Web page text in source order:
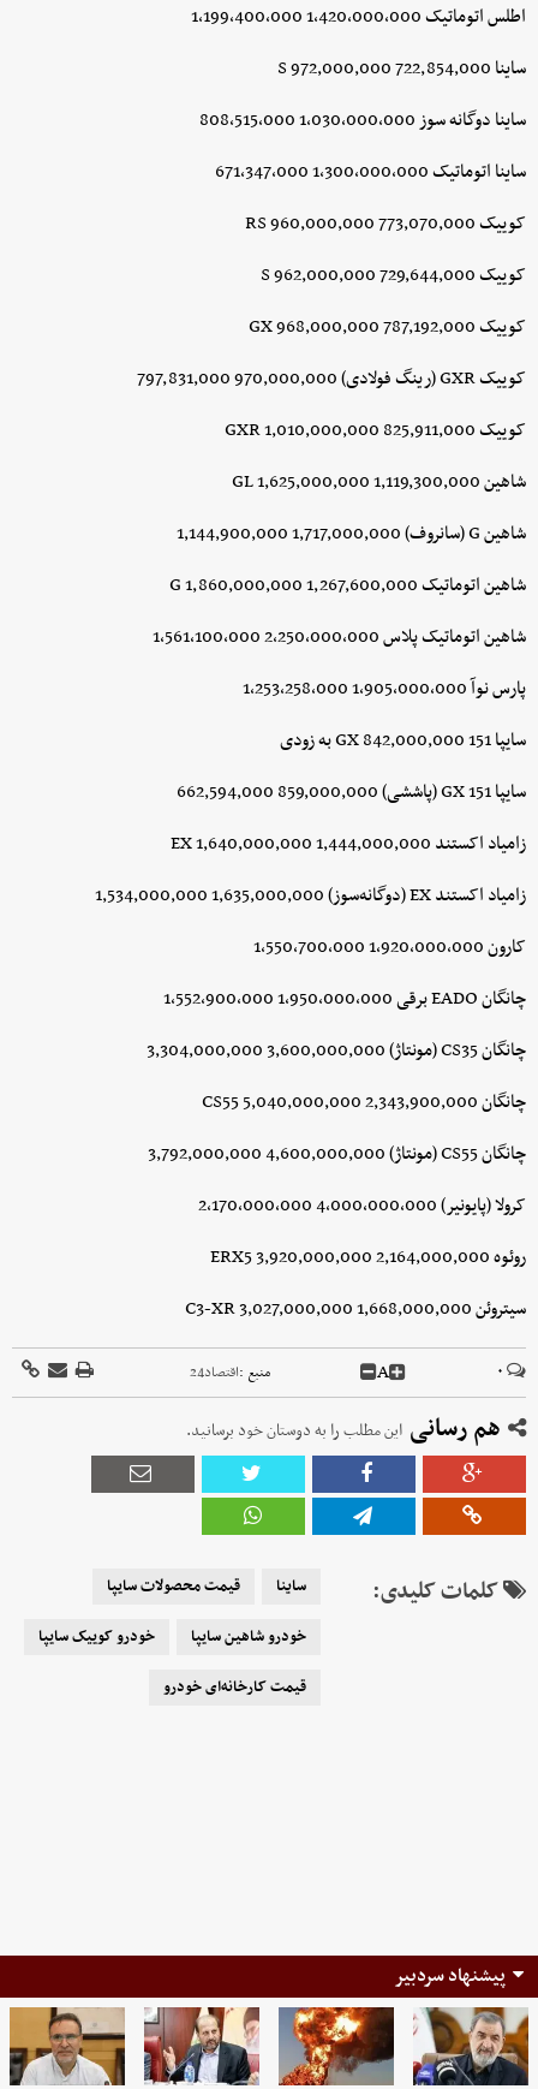
اطلس اتوماتیک 1,420,000,000 1,199,400,000
ساینا S 972,000,000 722,854,000
ساینا دوگانه سوز 1,030,000,000 808,515,000
ساینا اتوماتیک 1,300,000,000 671,347,000
کوییک RS 960,000,000 773,070,000
کوییک S 962,000,000 729,644,000
کوییک GX 968,000,000 787,192,000
کوییک GXR (رینگ فولادی) 970,000,000 797,831,000
کوییک GXR 1,010,000,000 825,911,000
شاهین GL 1,625,000,000 1,119,300,000
شاهین G (سانروف) 1,717,000,000 1,144,900,000
شاهین اتوماتیک G 1,860,000,000 1,267,600,000
شاهین اتوماتیک پلاس 2,250,000,000 1,561,100,000
پارس نوآ 1,905,000,000 1,253,258,000
سایپا 151 GX 842,000,000 به زودی
سایپا 151 GX (پاششی) 859,000,000 662,594,000
زامیاد اکستند EX 1,640,000,000 1,444,000,000
زامیاد اکستند EX (دوگانه‌سوز) 1,635,000,000 1,534,000,000
کارون 1,920,000,000 1,550,700,000
چانگان EADO برقی 1,950,000,000 1,552,900,000
چانگان CS35 (مونتاژ) 3,600,000,000 3,304,000,000
چانگان CS55 5,040,000,000 2,343,900,000
چانگان CS55 (مونتاژ) 4,600,000,000 3,792,000,000
کرولا (پایونیر) 4,000,000,000 2,170,000,000
روئوه ERX5 3,920,000,000 2,164,000,000
سیتروئن C3-XR 3,027,000,000 1,668,000,000
۰ A منبع :اقتصاد24
هم رسانی این مطلب را به دوستان خود برسانید.
کلمات کلیدی: ساینا
قیمت محصولات سایپا
خودرو شاهین سایپا
خودرو کوییک سایپا
قیمت کارخانه‌ای خودرو
پیشنهاد سردبیر